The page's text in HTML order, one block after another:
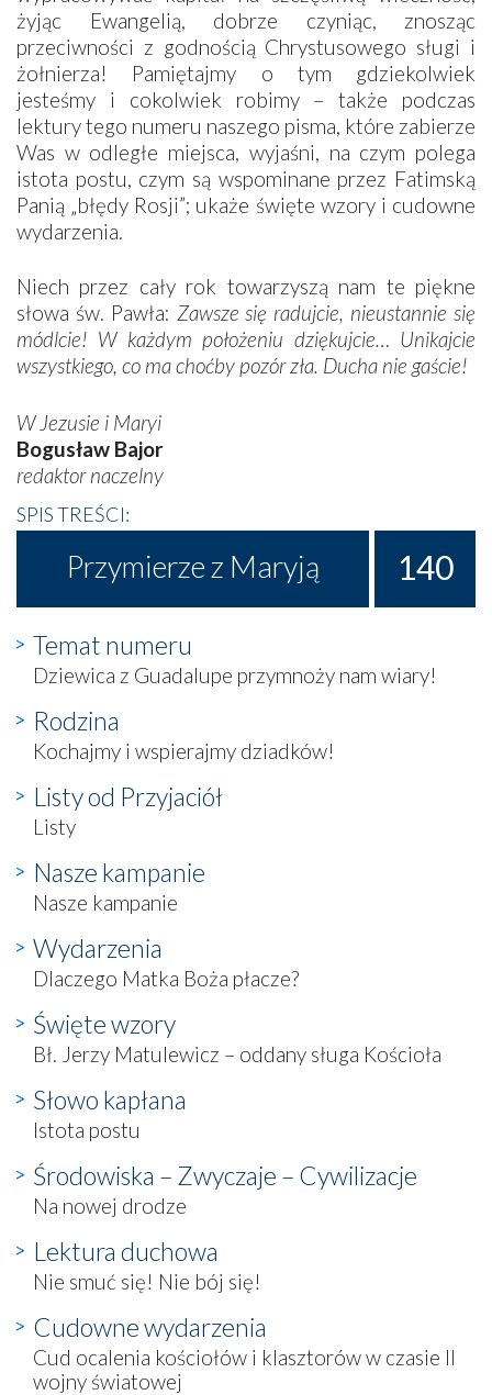
żyjąc Ewangelią, dobrze czyniąc, znosząc
przeciwności z godnością Chrystusowego sługi i
żołnierza! Pamiętajmy o tym gdziekolwiek
jesteśmy i cokolwiek robimy – także podczas
lektury tego numeru naszego pisma, które zabierze
Was w odległe miejsca, wyjaśni, na czym polega
istota postu, czym są wspominane przez Fatimską
Panią „błędy Rosji”; ukaże święte wzory i cudowne
wydarzenia.
Niech przez cały rok towarzyszą nam te piękne
słowa św. Pawła: Zawsze się radujcie, nieustannie się
módlcie! W każdym położeniu dziękujcie… Unikajcie
wszystkiego, co ma choćby pozór zła. Ducha nie gaście!
W Jezusie i Maryi
Bogusław Bajor
redaktor naczelny
SPIS TREŚCI:
Przymierze z Maryją 140
Temat numeru
Dziewica z Guadalupe przymnoży nam wiary!
Rodzina
Kochajmy i wspierajmy dziadków!
Listy od Przyjaciół
Listy
Nasze kampanie
Nasze kampanie
Wydarzenia
Dlaczego Matka Boża płacze?
Święte wzory
Bł. Jerzy Matulewicz – oddany sługa Kościoła
Słowo kapłana
Istota postu
Środowiska – Zwyczaje – Cywilizacje
Na nowej drodze
Lektura duchowa
Nie smuć się! Nie bój się!
Cudowne wydarzenia
Cud ocalenia kościołów i klasztorów w czasie II
wojny światowej